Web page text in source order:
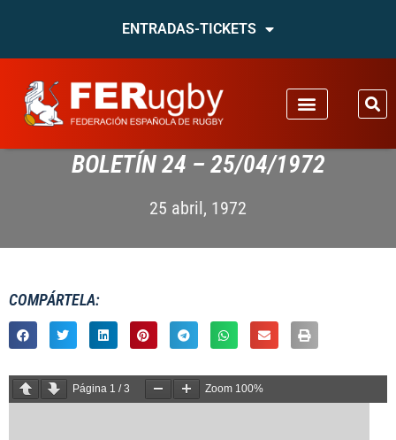
ENTRADAS-TICKETS
BOLETÍN 24 – 25/04/1972
25 abril, 1972
COMPÁRTELA:
Página 1 /3 Zoom 100%